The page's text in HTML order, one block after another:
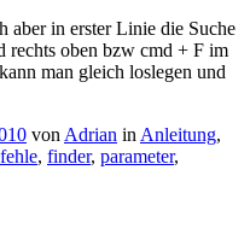
aber in erster Linie die Suche
rechts oben bzw cmd + F im
man gleich loslegen und
vonAdrian inAnleitung,
, finder, parameter,